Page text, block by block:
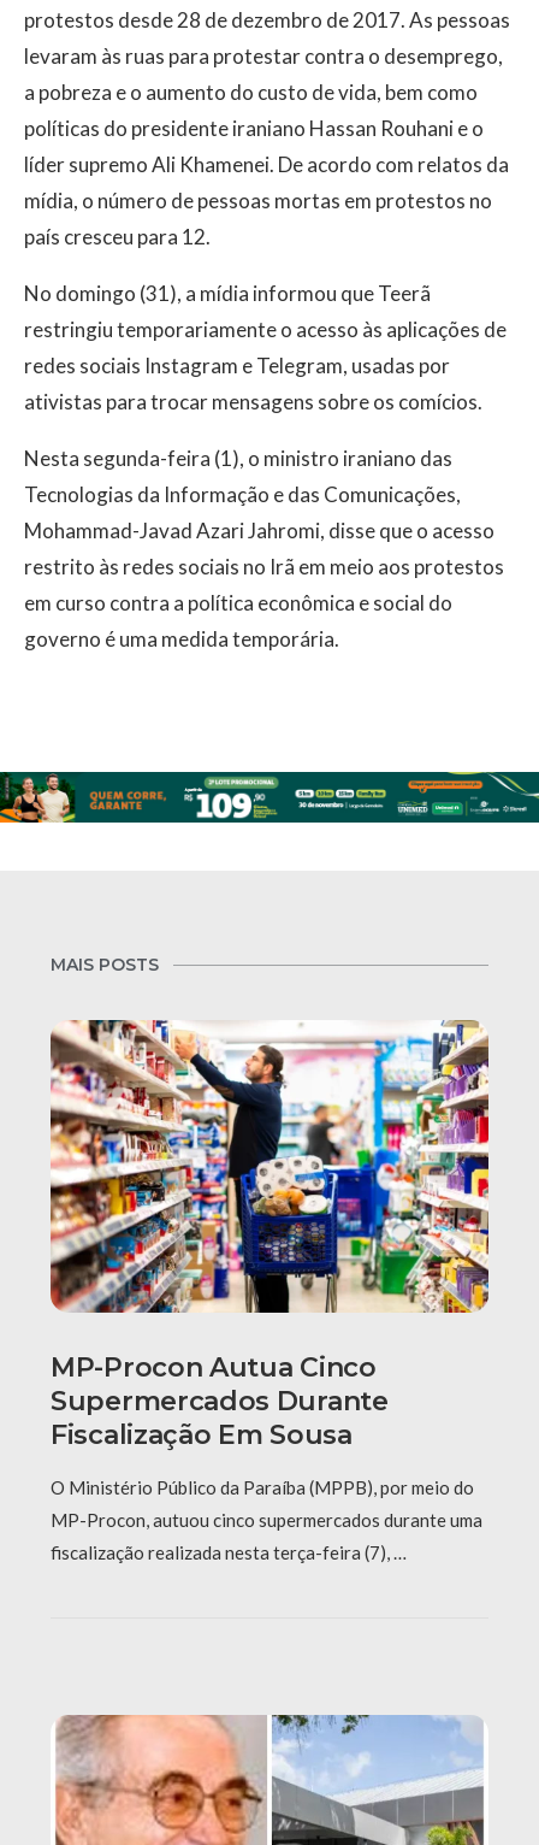
protestos desde 28 de dezembro de 2017. As pessoas
levaram às ruas para protestar contra o desemprego,
a pobreza e o aumento do custo de vida, bem como
políticas do presidente iraniano Hassan Rouhani e o
líder supremo Ali Khamenei. De acordo com relatos da
mídia, o número de pessoas mortas em protestos no
país cresceu para 12.
No domingo (31), a mídia informou que Teerã
restringiu temporariamente o acesso às aplicações de
redes sociais Instagram e Telegram, usadas por
ativistas para trocar mensagens sobre os comícios.
Nesta segunda-feira (1), o ministro iraniano das
Tecnologias da Informação e das Comunicações,
Mohammad-Javad Azari Jahromi, disse que o acesso
restrito às redes sociais no Irã em meio aos protestos
em curso contra a política econômica e social do
governo é uma medida temporária.
MAIS POSTS
MP-Procon Autua Cinco
Supermercados Durante
Fiscalização Em Sousa
O Ministério Público da Paraíba (MPPB), por meio do
MP-Procon, autuou cinco supermercados durante uma
fiscalização realizada nesta terça-feira (7), …